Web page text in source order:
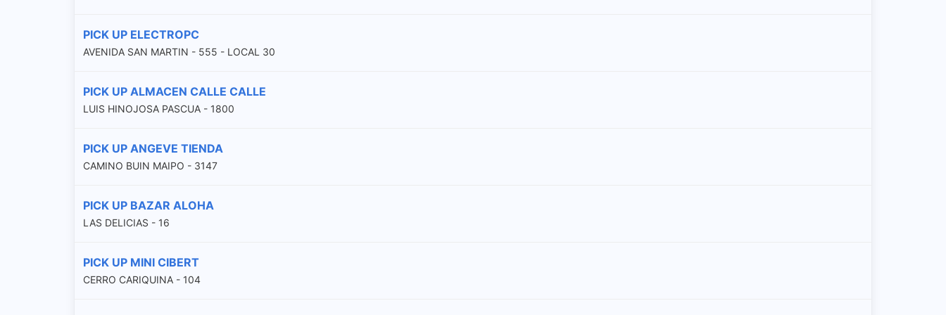
PICK UP ELECTROPC
AVENIDA SAN MARTIN - 555 - LOCAL 30
PICK UP ALMACEN CALLE CALLE
LUIS HINOJOSA PASCUA - 1800
PICK UP ANGEVE TIENDA
CAMINO BUIN MAIPO - 3147
PICK UP BAZAR ALOHA
LAS DELICIAS - 16
PICK UP MINI CIBERT
CERRO CARIQUINA - 104